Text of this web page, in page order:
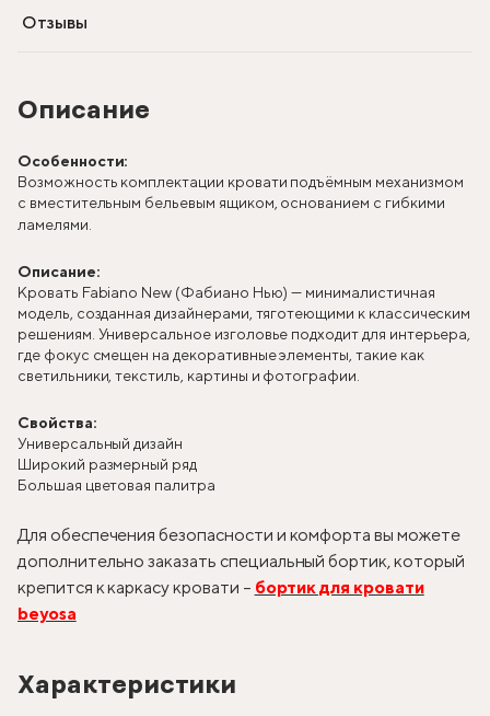
Описание
Особенности:
Возможность комплектации кровати подъёмным механизмом
с вместительным бельевым ящиком, основанием с гибкими
ламелями.
Описание:
Кровать Fabiano New (Фабиано Нью) — минималистичная
модель, созданная дизайнерами, тяготеющими к классическим
решениям. Универсальное изголовье подходит для интерьера,
где фокус смещен на декоративные элементы, такие как
светильники, текстиль, картины и фотографии.
Свойства:
Универсальный дизайн
Широкий размерный ряд
Большая цветовая палитра
Для обеспечения безопасности и комфорта вы можете
дополнительно заказать специальный бортик, который
крепится к каркасу кровати – бортик для кровати
beyosa
Характеристики
Отзывы